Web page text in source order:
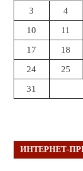
3 4
10 11
17 18
24 25
31
ИНТЕРНЕТ-